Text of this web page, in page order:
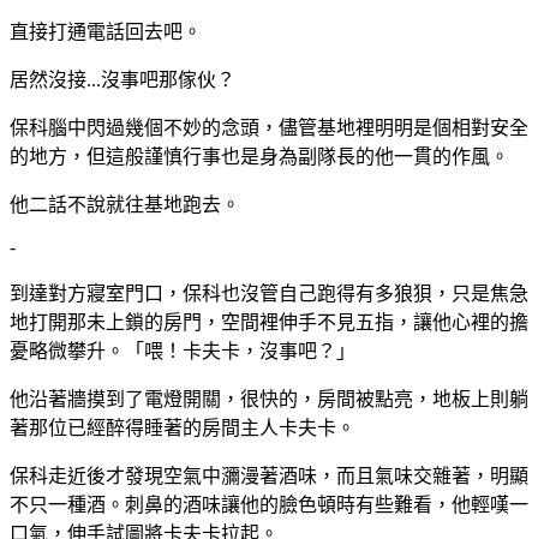
直接打通電話回去吧。
居然沒接...沒事吧那傢伙？
保科腦中閃過幾個不妙的念頭，儘管基地裡明明是個相對安全
的地方，但這般謹慎行事也是身為副隊長的他一貫的作風。
他二話不說就往基地跑去。
-
到達對方寢室門口，保科也沒管自己跑得有多狼狽，只是焦急
地打開那未上鎖的房門，空間裡伸手不見五指，讓他心裡的擔
憂略微攀升。「喂！卡夫卡，沒事吧？」
他沿著牆摸到了電燈開關，很快的，房間被點亮，地板上則躺
著那位已經醉得睡著的房間主人卡夫卡。
保科走近後才發現空氣中瀰漫著酒味，而且氣味交雜著，明顯
不只一種酒。刺鼻的酒味讓他的臉色頓時有些難看，他輕嘆一
口氣，伸手試圖將卡夫卡拉起。